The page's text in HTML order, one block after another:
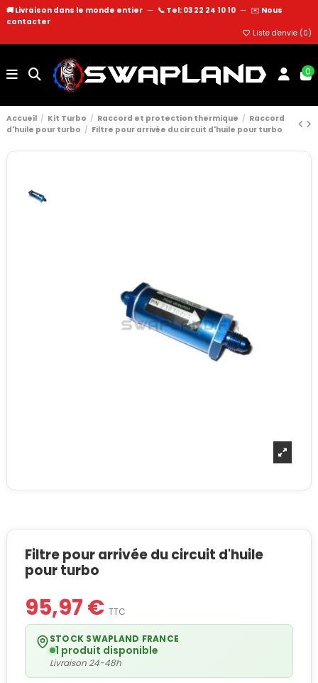
🚚 Livraison dans le monde entier — 📞 Tel: 03 22 24 10 10 — ✉️ Nous
contacter
Liste d'envie (0)
0
Accueil Kit Turbo Raccord et protection thermique
Raccord
d'huile pour turbo
Filtre pour arrivée du circuit d'huile pour turbo
Filtre pour arrivée du circuit d'huile
pour turbo
95,97 € TTC
STOCK SWAPLAND FRANCE
1 produit disponible
Livraison 24-48h